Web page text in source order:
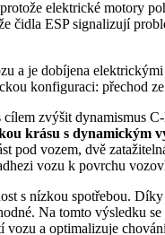
protože elektrické motory
čidla ESP signalizují
a je dobíjena
konfiguraci: přechod
zvýšit dynamismus
krásu s dynamickým
pod vozem, dvě
vozu k povrchu
s nízkou spotřebou.
Na tomto výsledku
vozu a optimalizuje